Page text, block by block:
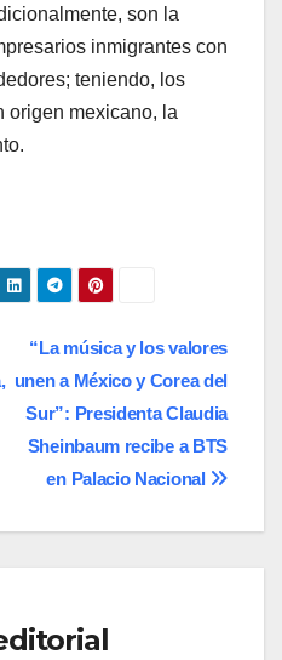
son la
inmigrantes con
teniendo, los
origen mexicano, la
“La música y los valores
unen a México y Corea del
Sur”: Presidenta Claudia
Sheinbaum recibe a BTS
en Palacio Nacional